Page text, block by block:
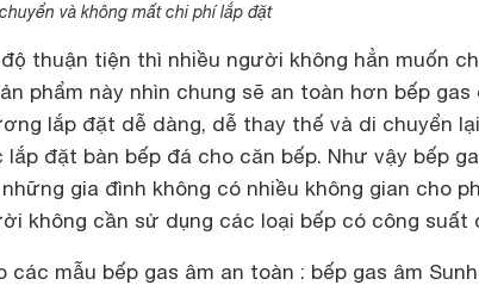
và không mất chi phí lắp đặt
thuận tiện thì nhiều người không hẳn muốn
phẩm này nhìn chung sẽ an toàn hơn bếp
lắp đặt dễ dàng, dễ thay thế và di chuyển
lắp đặt bàn bếp đá cho căn bếp. Như vậy bếp
gia đình không có nhiều không gian cho
không cần sử dụng các loại bếp có công suất
các mẫu bếp gas âm an toàn : bếp gas âm